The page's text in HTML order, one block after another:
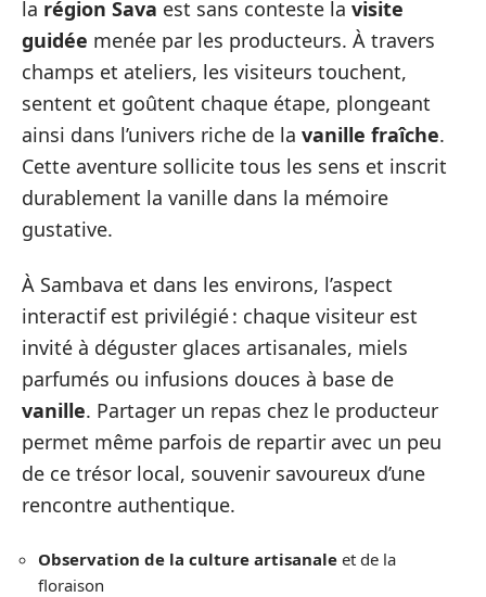
la région Sava est sans conteste la visite
guidée menée par les producteurs. À travers
champs et ateliers, les visiteurs touchent,
sentent et goûtent chaque étape, plongeant
ainsi dans l’univers riche de la vanille fraîche.
Cette aventure sollicite tous les sens et inscrit
durablement la vanille dans la mémoire
gustative.
À Sambava et dans les environs, l’aspect
interactif est privilégié : chaque visiteur est
invité à déguster glaces artisanales, miels
parfumés ou infusions douces à base de
vanille. Partager un repas chez le producteur
permet même parfois de repartir avec un peu
de ce trésor local, souvenir savoureux d’une
rencontre authentique.
Observation de la culture artisanale et de la
floraison